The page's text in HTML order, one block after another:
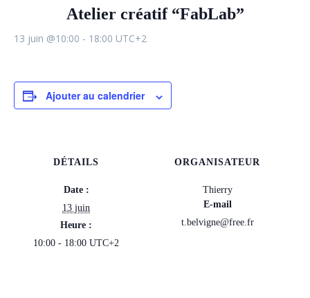
Atelier créatif “FabLab”
13 juin @10:00 - 18:00 UTC+2
Ajouter au calendrier
DÉTAILS
Date :
13 juin
Heure :
10:00 - 18:00 UTC+2
ORGANISATEUR
Thierry
E-mail
t.belvigne@free.fr